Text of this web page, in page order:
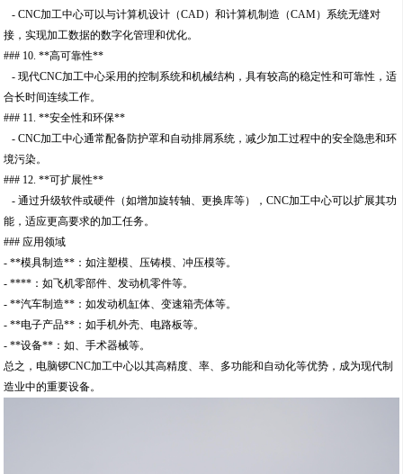
- CNC加工中心可以与计算机设计（CAD）和计算机制造（CAM）系统无缝对
接，实现加工数据的数字化管理和优化。
### 10. **高可靠性**
- 现代CNC加工中心采用的控制系统和机械结构，具有较高的稳定性和可靠性，适
合长时间连续工作。
### 11. **安全性和环保**
- CNC加工中心通常配备防护罩和自动排屑系统，减少加工过程中的安全隐患和环
境污染。
### 12. **可扩展性**
- 通过升级软件或硬件（如增加旋转轴、更换库等），CNC加工中心可以扩展其功
能，适应更高要求的加工任务。
### 应用领域
- **模具制造**：如注塑模、压铸模、冲压模等。
- ****：如飞机零部件、发动机零件等。
- **汽车制造**：如发动机缸体、变速箱壳体等。
- **电子产品**：如手机外壳、电路板等。
- **设备**：如、手术器械等。
总之，电脑锣CNC加工中心以其高精度、率、多功能和自动化等优势，成为现代制
造业中的重要设备。